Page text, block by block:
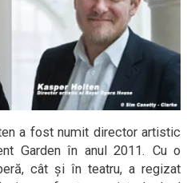
a fost numit director artistic
Garden în anul 2011. Cu o
cât şi în teatru, a regizat